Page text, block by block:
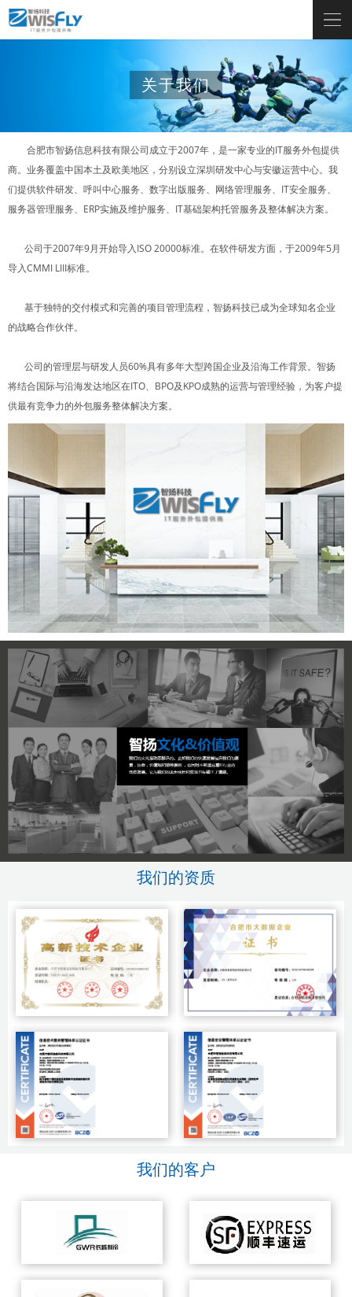
关于我们
合肥市智扬信息科技有限公司成立于2007年，是一家专业的IT服务外包提供
商。业务覆盖中国本土及欧美地区，分别设立深圳研发中心与安徽运营中心。我
们提供软件研发、呼叫中心服务、数字出版服务、网络管理服务、IT安全服务、
服务器管理服务、ERP实施及维护服务、IT基础架构托管服务及整体解决方案。
公司于2007年9月开始导入ISO 20000标准。在软件研发方面，于2009年5月
导入CMMI LIII标准。
基于独特的交付模式和完善的项目管理流程，智扬科技已成为全球知名企业
的战略合作伙伴。
公司的管理层与研发人员60%具有多年大型跨国企业及沿海工作背景。智扬
将结合国际与沿海发达地区在ITO、BPO及KPO成熟的运营与管理经验，为客户提
供最有竞争力的外包服务整体解决方案。
我们的资质
我们的客户